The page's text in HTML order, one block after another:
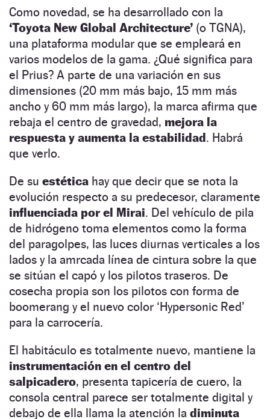
Como novedad, se ha desarrollado con la
‘Toyota New Global Architecture’ (o TGNA),
una plataforma modular que se empleará en
varios modelos de la gama. ¿Qué significa para
el Prius? A parte de una variación en sus
dimensiones (20 mm más bajo, 15 mm más
ancho y 60 mm más largo), la marca afirma que
rebaja el centro de gravedad, mejora la
respuesta y aumenta la estabilidad. Habrá
que verlo.
De su estética hay que decir que se nota la
evolución respecto a su predecesor, claramente
influenciada por el Mirai. Del vehículo de pila
de hidrógeno toma elementos como la forma
del paragolpes, las luces diurnas verticales a los
lados y la amrcada línea de cintura sobre la que
se sitúan el capó y los pilotos traseros. De
cosecha propia son los pilotos con forma de
boomerang y el nuevo color ‘Hypersonic Red’
para la carrocería.
El habitáculo es totalmente nuevo, mantiene la
instrumentación en el centro del
salpicadero, presenta tapicería de cuero, la
consola central parece ser totalmente digital y
debajo de ella llama la atención la diminuta